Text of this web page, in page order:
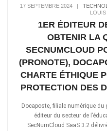
17 SEPTEMBRE 2024|
1ER ÉDITEUR
OBTENIR LA
SECNUMCLOUD
(PRONOTE),
CHARTE ÉTHIQUE
PROTECTION DES
Docaposte, filiale numérique du
éditeur du secteur de
SecNumCloud SaaS 3.2